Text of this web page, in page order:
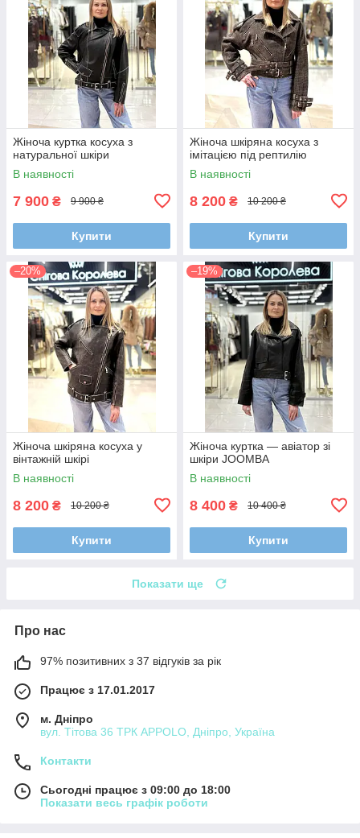
Жіноча куртка косуха з
натуральної шкіри
В наявності
7 900 ₴ 9 900 ₴
Купити
Жіноча шкіряна косуха з
імітацією під рептилію
В наявності
8 200 ₴ 10 200 ₴
Купити
–20%
Жіноча шкіряна косуха у
вінтажній шкірі
В наявності
8 200 ₴ 10 200 ₴
Купити
–19%
Жіноча куртка — авіатор зі
шкіри JOOMBA
В наявності
8 400 ₴ 10 400 ₴
Купити
Показати ще
Про нас
97% позитивних з 37 відгуків за рік
Працює з 17.01.2017
м. Дніпро
вул. Тітова 36 ТРК APPOLO, Дніпро, Україна
Контакти
Сьогодні працює з 09:00 до 18:00
Показати весь графік роботи